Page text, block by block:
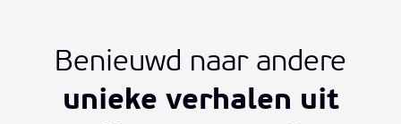
Benieuwd naar andere
unieke verhalen uit